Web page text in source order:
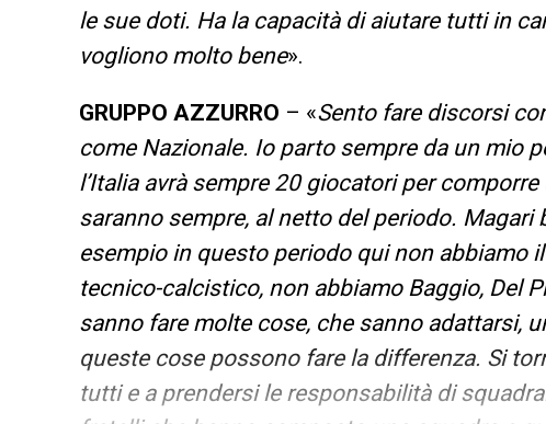
le sue doti. Ha la capacità di aiutare tutti in
vogliono molto bene».
GRUPPO AZZURRO – «Sento fare discorsi
come Nazionale. Io parto sempre da un mio
l’Italia avrà sempre 20 giocatori per
saranno sempre, al netto del periodo.
esempio in questo periodo qui non abbiamo
tecnico-calcistico, non abbiamo Baggio, Del
sanno fare molte cose, che sanno adattarsi,
queste cose possono fare la differenza. Si
tutti e a prendersi le responsabilità di